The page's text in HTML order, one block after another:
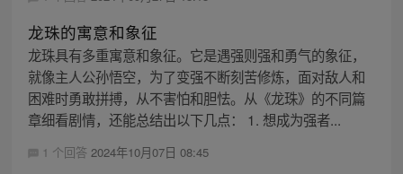
龙珠的寓意和象征
龙珠具有多重寓意和象征。它是遇强则强和勇气的象征，
就像主人公孙悟空，为了变强不断刻苦修炼，面对敌人和
困难时勇敢拼搏，从不害怕和胆怯。从《龙珠》的不同篇
章细看剧情，还能总结出以下几点： 1. 想成为强者...
1 个回答 2024年10月07日 08:45